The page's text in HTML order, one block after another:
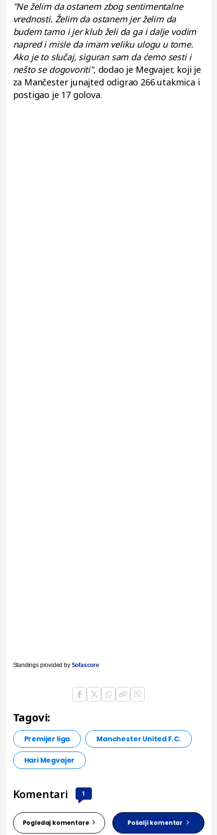
"Ne želim da ostanem zbog sentimentalne
vrednosti. Želim da ostanem jer želim da
budem tamo i jer klub želi da ga i dalje vodim
napred i misle da imam veliku ulogu u tome.
Ako je to slučaj, siguran sam da ćemo sesti i
nešto se dogovoriti", dodao je Megvajer, koji je
za Mančester junajted odigrao 266 utakmica i
postigao je 17 golova.
Standings provided by Sofascore
Tagovi:
Premijer liga Manchester United F.C.
Hari Megvajer
Komentari 1
Pogledaj komentare Pošalji komentar